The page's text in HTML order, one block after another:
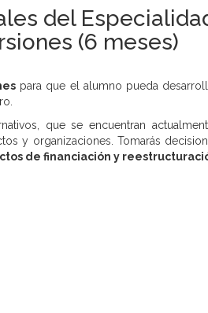
del
(6 meses)
para que el alumno pueda
que se encuentran
y organizaciones. Tomarás
de financiación y